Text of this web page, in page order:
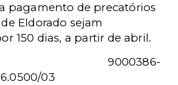
pagamento de precatórios
Eldorado sejam
150 dias, a partir de abril.
9000386-
03